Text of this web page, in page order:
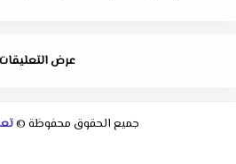
عرض التعليقات
جميع الحقوق محفوظة ©